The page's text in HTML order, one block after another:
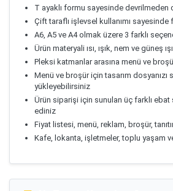
T ayaklı formu sayesinde devrilmeden
Çift taraflı işlevsel kullanımı
A6, A5 ve A4 olmak üzere 3 farklı
Ürün materyali ısı, ışık, nem ve güneş
Pleksi katmanlar arasına menü ve
Menü ve broşür için tasarım dosyanızı
yükleyebilirsiniz
Ürün siparişi için sunulan üç farklı
ediniz
Fiyat listesi, menü, reklam, broşür,
Kafe, lokanta, işletmeler, toplu yaşam